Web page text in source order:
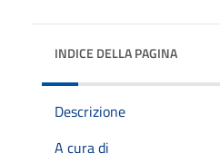
INDICE DELLA PAGINA
Descrizione
A cura di